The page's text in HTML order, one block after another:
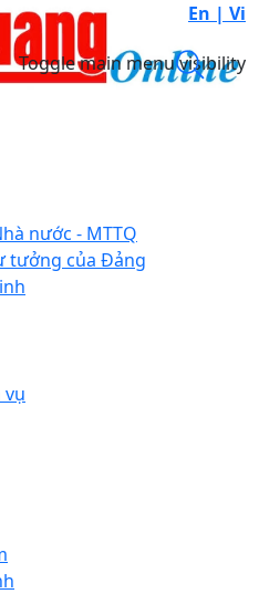
En | Vi
Toggle main menu visibility
nước - MTTQ
tưởng của Đảng
vụ